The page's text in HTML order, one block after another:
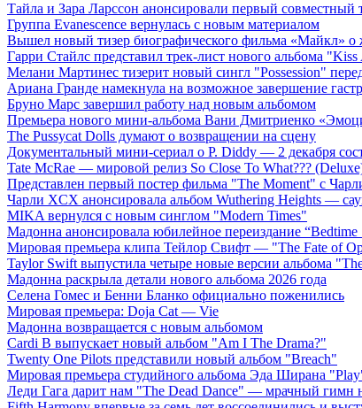
Тайла и Зара Ларссон анонсировали первый
Группа Evanescence вернулась с новым материалом
Вышел новый тизер биографического фильма «Майкл»
Гарри Стайлс представил трек-лист нового альбома
Мелани Мартинес тизерит новый сингл "Possession"
Ариана Гранде намекнула на возможное завершение
Бруно Марс завершил работу над новым альбомом
Премьера нового мини-альбома Вани Дмитриенко
The Pussycat Dolls думают о возвращении на сцену
Документальный мини-сериал о P. Diddy — 2 декабря
Tate McRae — мировой релиз So Close To What???
Представлен первый постер фильма "The Moment" с
Чарли XCX анонсировала альбом Wuthering Heights —
MIKA вернулся с новым синглом "Modern Times"
Мадонна анонсировала юбилейное переиздание “Bedtime
Мировая премьера клипа Тейлор Свифт — "The Fate of
Taylor Swift выпустила четыре новые версии альбома
Мадонна раскрыла детали нового альбома 2026 года
Селена Гомес и Бенни Бланко официально поженились
Мировая премьера: Doja Cat — Vie
Мадонна возвращается с новым альбомом
Cardi B выпускает новый альбом "Am I The Drama?"
Twenty One Pilots представили новый альбом "Breach"
Мировая премьера студийного альбома Эда Ширана
Леди Гага дарит нам "The Dead Dance" — мрачный гимн